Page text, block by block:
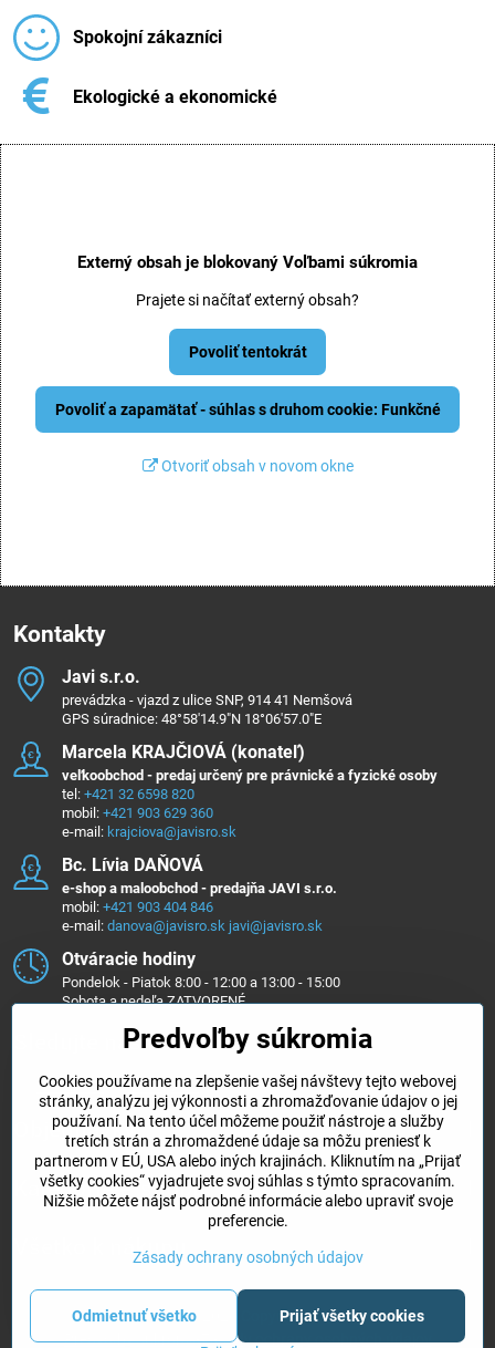
Spokojní zákazníci
Ekologické a ekonomické
Externý obsah je blokovaný Voľbami súkromia
Prajete si načítať externý obsah?
Povoliť tentokrát
Povoliť a zapamätať - súhlas s druhom cookie: Funkčné
Otvoriť obsah v novom okne
Kontakty
Javi s​.r​.o​.
prevádzka - vjazd z ulice SNP, 914 41 Nemšová
GPS súradnice: 48°58'14.9"N 18°06'57.0"E
Marcela KRAJČIOVÁ (konateľ)
veľkoobchod - predaj určený pre právnické a fyzické osoby
tel: +421 32 6598 820
mobil: +421 903 629 360
e-mail: krajciova@javisro.sk
Bc​. Lívia DAŇOVÁ
e-shop a maloobchod - predajňa JAVI s.r.o.
mobil: +421 903 404 846
e-mail: danova@javisro.sk javi@javisro.sk
Otváracie hodiny
Pondelok - Piatok 8:00 - 12:00 a 13:00 - 15:00
Sobota a nedeľa ZATVORENÉ
Sledujte nás na ...
Facebook Instagram
Objednávky
Kategórie e-shopu
Všetko k nákupu
©
Copyright
Predvoľby súkromiaZásady ochrany osobných údajov
Predvoľby súkromia
Cookies používame na zlepšenie vašej návštevy tejto webovej
stránky, analýzu jej výkonnosti a zhromažďovanie údajov o jej
používaní. Na tento účel môžeme použiť nástroje a služby
tretích strán a zhromaždené údaje sa môžu preniesť k
partnerom v EÚ, USA alebo iných krajinách. Kliknutím na „Prijať
všetky cookies“ vyjadrujete svoj súhlas s týmto spracovaním.
Nižšie môžete nájsť podrobné informácie alebo upraviť svoje
preferencie.
Zásady ochrany osobných údajov
Prijať všetky cookies
Odmietnuť všetko